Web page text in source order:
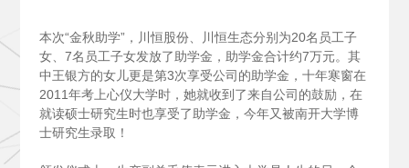
本次“金秋助学”，川恒股份、川恒生态分别为20名员工子
女、7名员工子女发放了助学金，助学金合计约7万元。其
中王银方的女儿更是第3次享受公司的助学金，十年寒窗在
2011年考上心仪大学时，她就收到了来自公司的鼓励，在
就读硕士研究生时也享受了助学金，今年又被南开大学博
士研究生录取！